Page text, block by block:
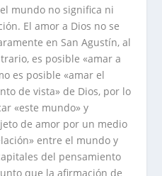
mundo no significa ni
El amor a Dios no se
en San Agustín, al
es posible «amar a
es posible «amar el
de vista» de Dios, por lo
«este mundo» y
de amor por un medio
entre el mundo y
del pensamiento
que la afirmación de